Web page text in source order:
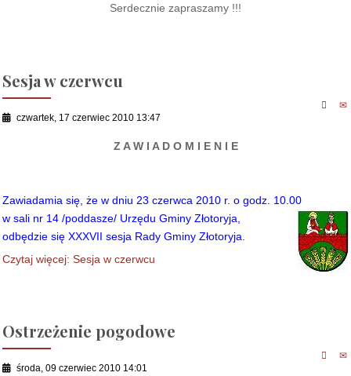
Serdecznie zapraszamy !!!
Sesja w czerwcu
czwartek, 17 czerwiec 2010 13:47
Z A W I A D O M I E N I E
Zawiadamia się, że w dniu 23 czerwca 2010 r. o godz. 10.00
w sali nr 14 /poddasze/ Urzędu Gminy Złotoryja,
odbędzie się XXXVII sesja Rady Gminy Złotoryja.
Czytaj więcej: Sesja w czerwcu
Ostrzeżenie pogodowe
środa, 09 czerwiec 2010 14:01